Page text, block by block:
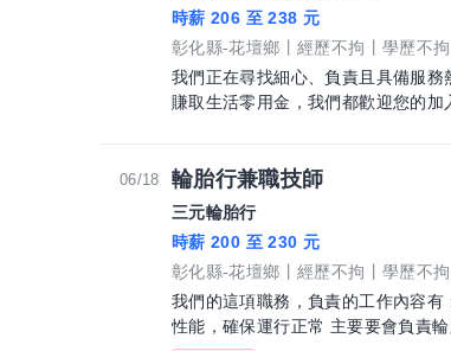
時薪 206 至 238 元
彰化縣-花壇鄉
經歷不拘
學歷不拘
我們正在尋找細心、負責且具備服
06/18 輪胎行兼職技師
三元輪胎行
時薪 200 至 230 元
彰化縣-花壇鄉
經歷不拘
學歷不拘
我們的這項職務，負責的工作內容有： 汽車輪胎【例行維修與保養】 負責定期檢查
性能，確保運行正常 主要要會負責